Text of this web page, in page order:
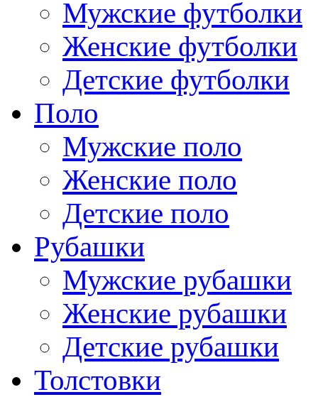
Мужские футболки
Женские футболки
Детские футболки
Поло
Мужские поло
Женские поло
Детские поло
Рубашки
Мужские рубашки
Женские рубашки
Детские рубашки
Толстовки